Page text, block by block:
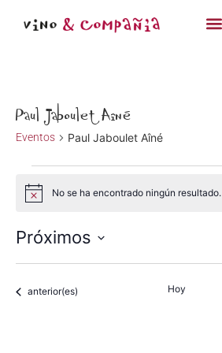
Paul Jaboulet Aîné
Eventos Paul Jaboulet Aîné
Aviso No se ha encontrado ningún resultado.
Próximos
la
Eventos
anterior(es) Hoy